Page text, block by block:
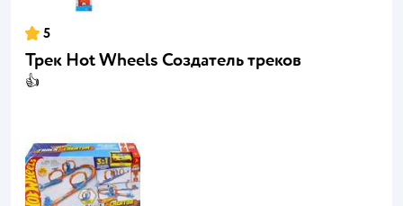
5
Трек Hot Wheels Создатель треков
👍